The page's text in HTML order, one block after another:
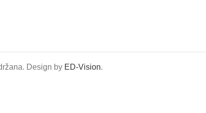
Design by ED-Vision.